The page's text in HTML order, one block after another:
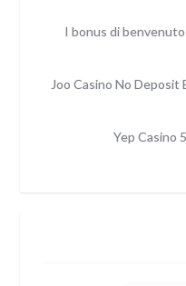
I bonus di
Joo Casino No Deposit
Yep Casino